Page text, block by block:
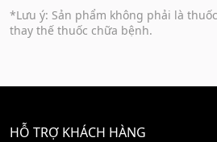
*Lưu ý: Sản phẩm không phải là
thay thế thuốc chữa bệnh.
HỖ TRỢ KHÁCH HÀNG